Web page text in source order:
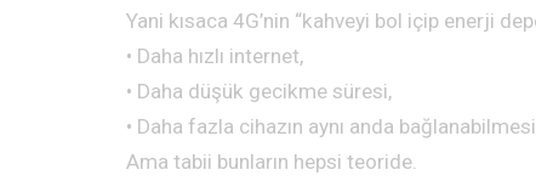
Yani kısaca 4G’nin “kahveyi bol içip enerji
• Daha hızlı internet,
• Daha düşük gecikme süresi,
• Daha fazla cihazın aynı anda
Ama tabii bunların hepsi teoride.